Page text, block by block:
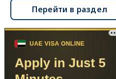
Перейти в раздел